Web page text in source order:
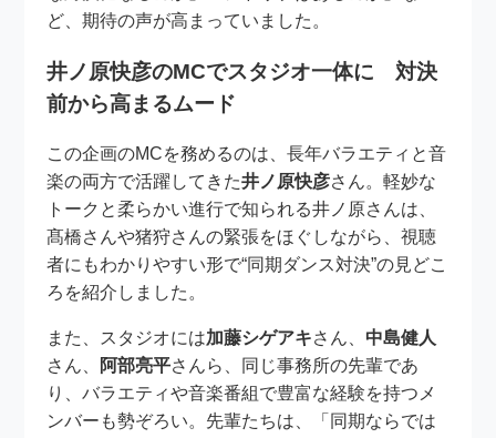
ど、期待の声が高まっていました。
井ノ原快彦のMCでスタジオ一体に 対決
前から高まるムード
この企画のMCを務めるのは、長年バラエティと音
楽の両方で活躍してきた井ノ原快彦さん。軽妙な
トークと柔らかい進行で知られる井ノ原さんは、
髙橋さんや猪狩さんの緊張をほぐしながら、視聴
者にもわかりやすい形で“同期ダンス対決”の見どこ
ろを紹介しました。
また、スタジオには加藤シゲアキさん、 中島健人
さん、 阿部亮平さんら、同じ事務所の先輩であ
り、バラエティや音楽番組で豊富な経験を持つメ
ンバーも勢ぞろい。先輩たちは、「同期ならでは